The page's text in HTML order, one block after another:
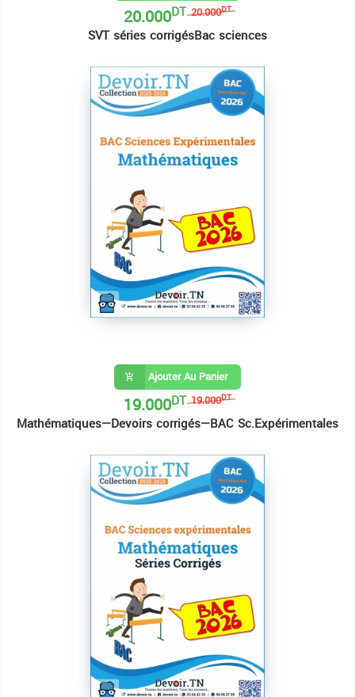
20.000DT
20.000DT
SVT séries corrigésBac sciences
Ajouter Au Panier
19.000DT
19.000DT
Mathématiques—Devoirs corrigés—BAC Sc.Expérimentales